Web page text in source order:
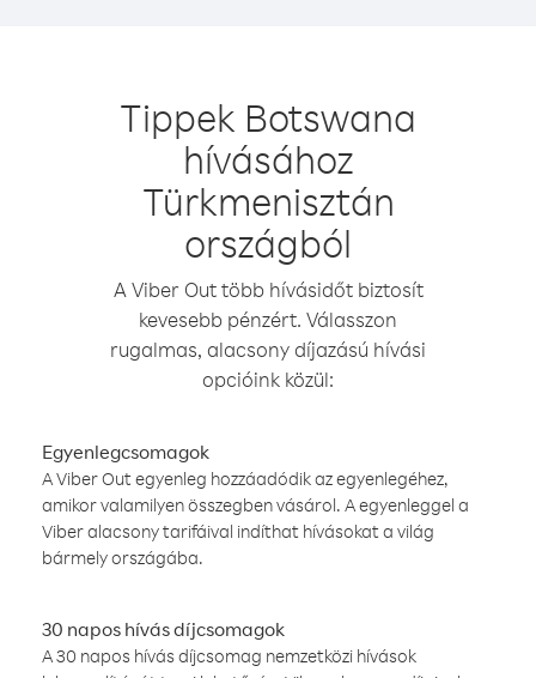
Tippek Botswana
hívásához
Türkmenisztán
országból
A Viber Out több hívásidőt biztosít
kevesebb pénzért. Válasszon
rugalmas, alacsony díjazású hívási
opcióink közül:
Egyenlegcsomagok
A Viber Out egyenleg hozzáadódik az egyenlegéhez,
amikor valamilyen összegben vásárol. A egyenleggel a
Viber alacsony tarifáival indíthat hívásokat a világ
bármely országába.
30 napos hívás díjcsomagok
A 30 napos hívás díjcsomag nemzetközi hívások